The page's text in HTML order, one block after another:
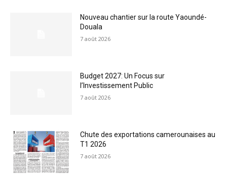
Nouveau chantier sur la route Yaoundé-
Douala
7 août 2026
Budget 2027: Un Focus sur
l’Investissement Public
7 août 2026
Chute des exportations camerounaises au
T1 2026
7 août 2026